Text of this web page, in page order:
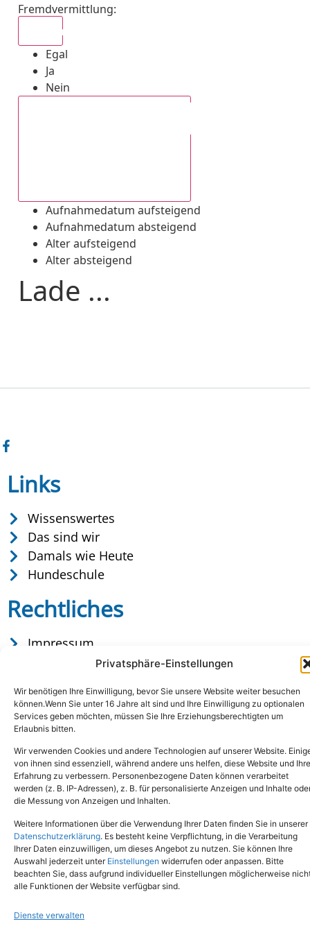
Privatsphäre-Einstellungen
Wir benötigen Ihre Einwilligung, bevor Sie unsere Website weiter besuchen
können.Wenn Sie unter 16 Jahre alt sind und Ihre Einwilligung zu optionalen
Services geben möchten, müssen Sie Ihre Erziehungsberechtigten um
Erlaubnis bitten.
Wir verwenden Cookies und andere Technologien auf unserer Website.
von ihnen sind essenziell, während andere uns helfen, diese Website und Ihre
Erfahrung zu verbessern. Personenbezogene Daten können verarbeitet
werden (z. B. IP-Adressen), z. B. für personalisierte Anzeigen und Inhalte
die Messung von Anzeigen und Inhalten.
Weitere Informationen über die Verwendung Ihrer Daten finden Sie in unserer
Datenschutzerklärung. Es besteht keine Verpflichtung, in die Verarbeitung
Ihrer Daten einzuwilligen, um dieses Angebot zu nutzen. Sie können Ihre
Auswahl jederzeit unter Einstellungen widerrufen oder anpassen. Bitte
beachten Sie, dass aufgrund individueller Einstellungen möglicherweise
alle Funktionen der Website verfügbar sind.
Dienste verwalten
Fremdvermittlung:
Egal
Ja
Nein
Aufnahmedatum aufsteigend
Aufnahmedatum absteigend
Alter aufsteigend
Alter absteigend
Lade ...
Links
Wissenswertes
Das sind wir
Damals wie Heute
Hundeschule
Rechtliches
Impressum
Datenschutz
Copyright © 2024. Alle Rechte vorbehalten.
Tel.: (02651) - 77438info@tierheim-mayen.de
In der Pluns 1, 56727 Mayen